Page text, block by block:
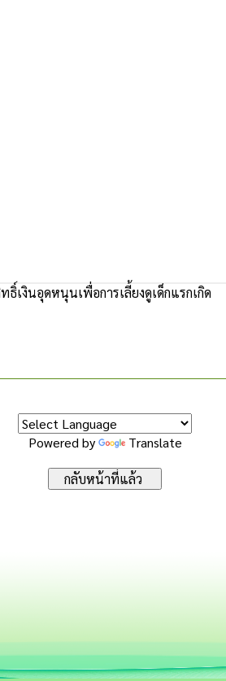
เงินอุดหนุนเพื่อการเลี้ยงดูเด็กแรกเกิด
Powered by Translate